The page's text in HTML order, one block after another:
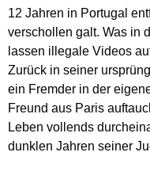
12 Jahren in Portugal
verschollen galt. Was in
lassen illegale Videos
Zurück in seiner
ein Fremder in der
Freund aus Paris
Leben vollends
dunklen Jahren seiner